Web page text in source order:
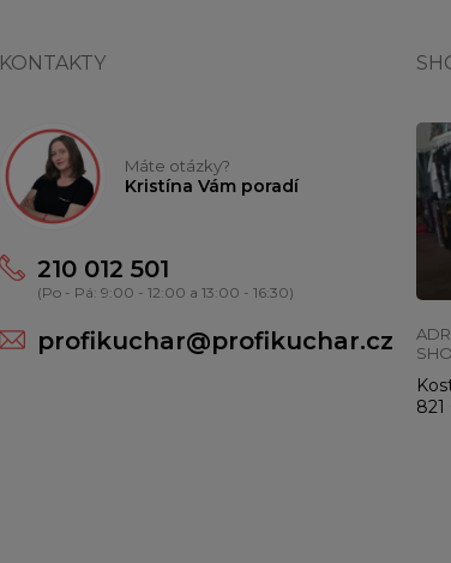
KONTAKTY
Máte otázky?
Kristína Vám poradí
210 012 501
(Po - Pá: 9:00 - 12:00 a 13:00 - 16:30)
profikuchar@profikuchar.cz